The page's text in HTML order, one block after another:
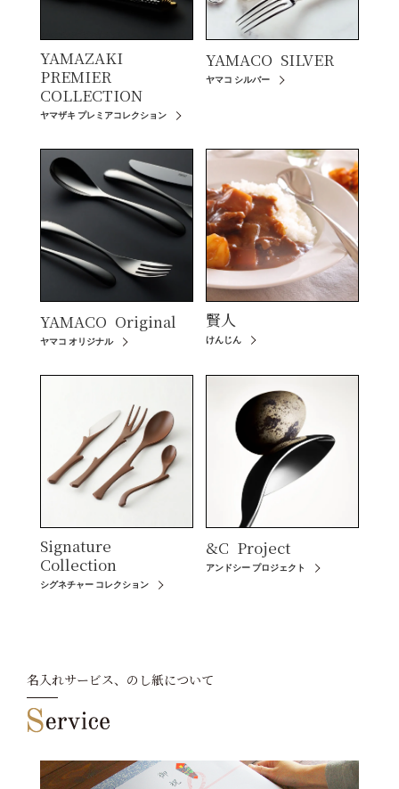
YAMAZAKI
PREMIER
COLLECTION
ヤマザキ プレミアコレクション
YAMACO SILVER
ヤマコ シルバー
YAMACO Original
ヤマコ オリジナル
賢人
けんじん
Signature
Collection
シグネチャー コレクション
&C Project
アンドシー プロジェクト
名入れサービス、のし紙について